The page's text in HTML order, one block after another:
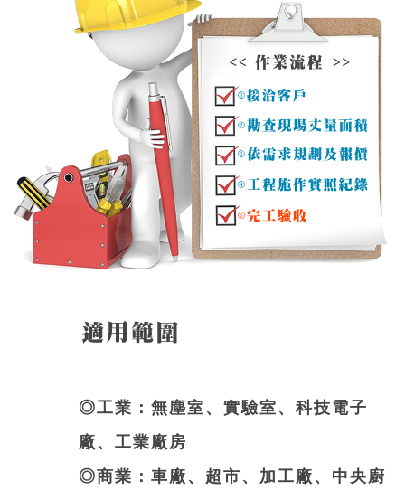
◎工業：無塵室、實驗室、科技電子
廠、工業廠房
◎商業：車廠、超市、加工廠、中央廚